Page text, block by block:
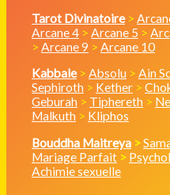
Tarot Divinatoire >
Arcane 4 > Arcane 5 >
> Arcane 9 > Arcane 10
Kabbale> Absolu > Ain
Sephiroth > Kether >
Geburah > Tiphereth >
Malkuth > Kliphos
Bouddha Maitreya >
Mariage Parfait >
Achimie sexuelle